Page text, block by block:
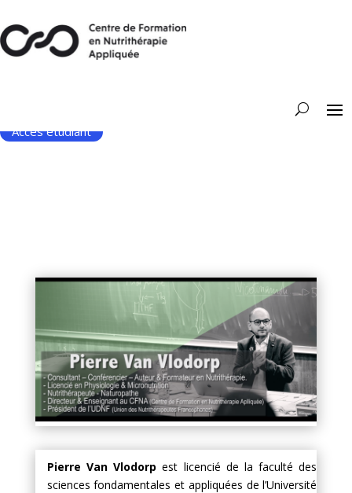
Accès étudiant
Pierre Van Vlodorp est licencié de la faculté des
sciences fondamentales et appliquées de l’Université